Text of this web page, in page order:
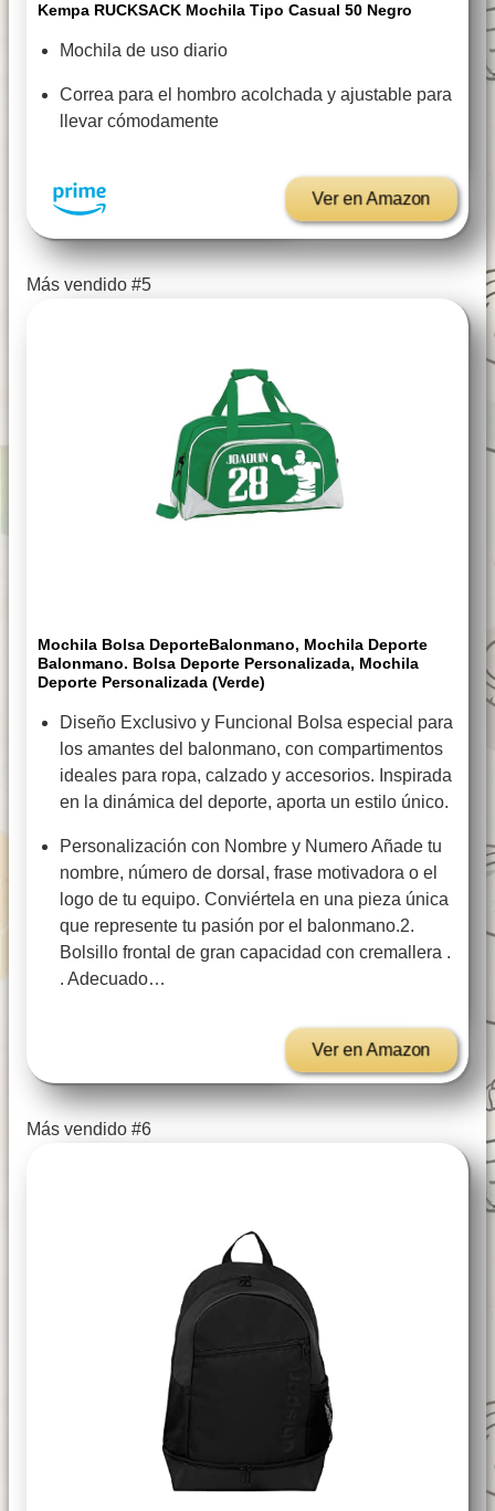
Kempa RUCKSACK Mochila Tipo Casual 50 Negro
Mochila de uso diario
Correa para el hombro acolchada y ajustable para
llevar cómodamente
Ver en Amazon
Más vendido #5
Mochila Bolsa DeporteBalonmano, Mochila Deporte
Balonmano. Bolsa Deporte Personalizada, Mochila
Deporte Personalizada (Verde)
Diseño Exclusivo y Funcional Bolsa especial para
los amantes del balonmano, con compartimentos
ideales para ropa, calzado y accesorios. Inspirada
en la dinámica del deporte, aporta un estilo único.
Personalización con Nombre y Numero Añade tu
nombre, número de dorsal, frase motivadora o el
logo de tu equipo. Conviértela en una pieza única
que represente tu pasión por el balonmano.2.
Bolsillo frontal de gran capacidad con cremallera .
. Adecuado…
Ver en Amazon
Más vendido #6